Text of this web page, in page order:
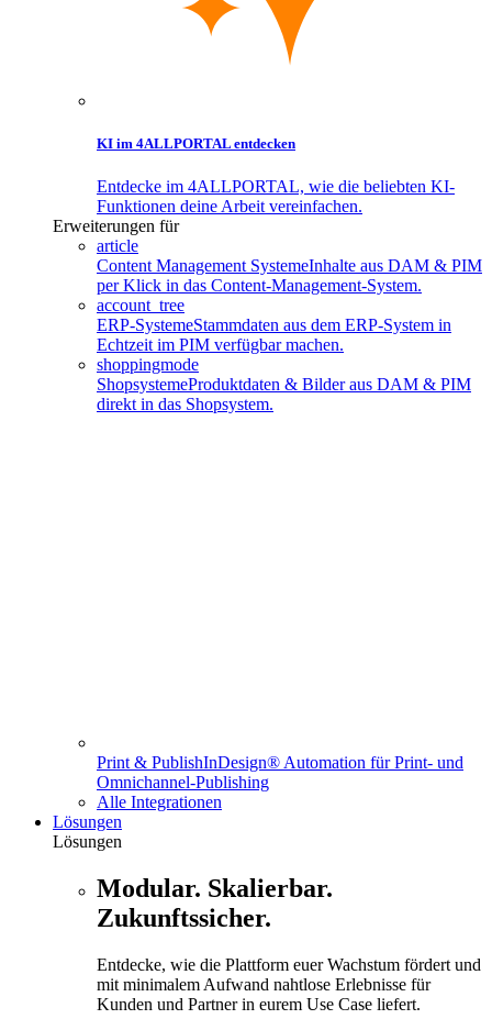
KI im 4ALLPORTAL entdecken
Entdecke im 4ALLPORTAL, wie die beliebten KI-
Funktionen deine Arbeit vereinfachen.
Erweiterungen für
article
Content Management SystemeInhalte aus DAM & PIM
per Klick in das Content-Management-System.
account_tree
ERP-SystemeStammdaten aus dem ERP-System in
Echtzeit im PIM verfügbar machen.
shoppingmode
ShopsystemeProduktdaten & Bilder aus DAM & PIM
direkt in das Shopsystem.
Print & PublishInDesign® Automation für Print- und
Omnichannel-Publishing
Alle Integrationen
Lösungen
Lösungen
Modular. Skalierbar.
Zukunftssicher.
Entdecke, wie die Plattform euer Wachstum fördert und
mit minimalem Aufwand nahtlose Erlebnisse für
Kunden und Partner in eurem Use Case liefert.